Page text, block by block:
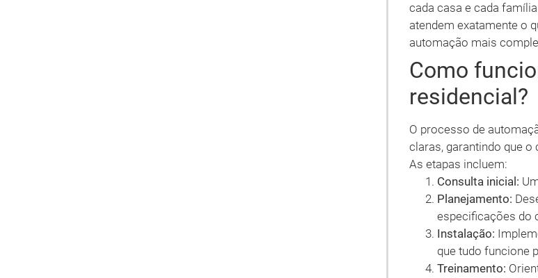
cada casa e cada
atendem exatamente o
automação mais
Como
residencial?
O processo de
claras, garantindo que
As etapas incluem:
Consulta inicial:
Planejamento:
especificações do
Instalação:
que tudo funcione
Treinamento: